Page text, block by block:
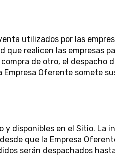
utilizados por las
realicen las empresas
de otro, el despacho
Oferente somete
disponibles en el Sitio. La
que la Empresa
serán despachados